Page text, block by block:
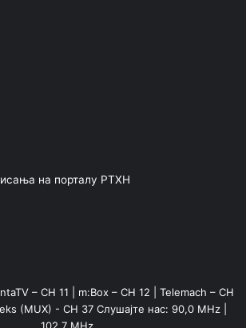
на порталу РТХН
– CH 11 | m:Box – CH 12 | Telemach – CH
(MUX) - CH 37 Слушајте нас: 90,0 MHz |